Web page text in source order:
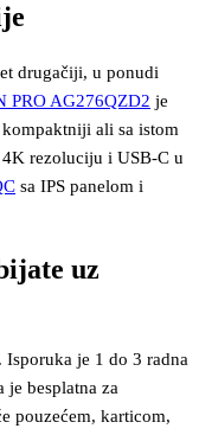
drugačiji, u ponudi
PRO AG276QZD2 je
ali sa istom
rezoluciju i USB-C u
sa IPS panelom i
uz
je 1 do 3 radna
je besplatna za
pouzećem, karticom,